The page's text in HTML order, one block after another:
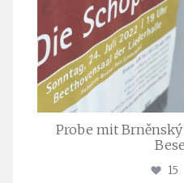
Probe mit
15